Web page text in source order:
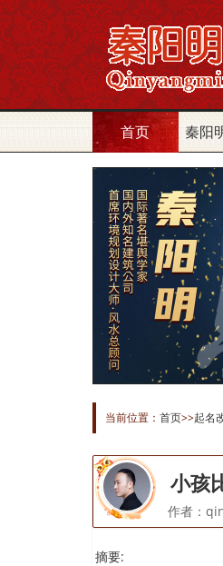
首页 秦阳
当前位置： 首页>>起名
小孩
作者：
摘要: